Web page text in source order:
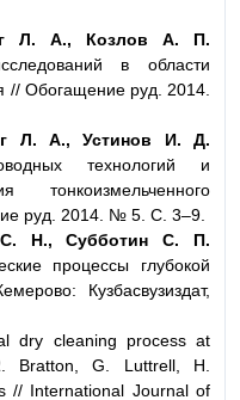
Л. А., Козлов А. П.
в области
// Обогащение руд. 2014.
Л. А., Устинов И. Д.
технологий и
руд. 2014. № 5. С. 3–9.
Н., Субботин С. П.
процессы глубокой
Кузбасвузиздат,
dry cleaning process at
Bratton, G. Luttrell, H.
// International Journal of